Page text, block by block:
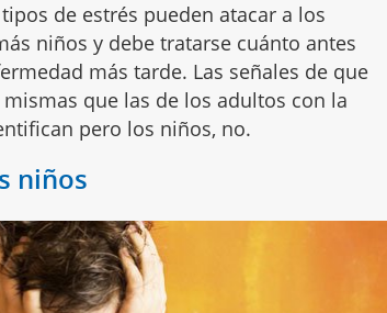
de estrés pueden atacar a los
niños y debe tratarse cuánto antes
más tarde. Las señales de que
que las de los adultos con la
pero los niños, no.
niños